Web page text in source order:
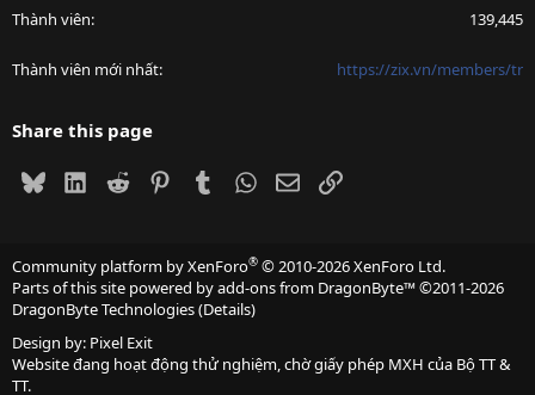
Thành viên 139,445
Thành viên mới nhất https://zix.vn/members/tr
Share this page
BlueskyLinkedIn
Reddit PinterestTumblrWhatsApp
EmailLink
Community platform by XenForo® © 2010-2026 XenForo Ltd.
Parts of this site powered byadd-ons from DragonByte™©2011-2026
DragonByte Technologies(Details)
Design by: Pixel Exit
Website đang hoạt động thử nghiệm, chờ giấy phép MXH của Bộ TT &
TT.